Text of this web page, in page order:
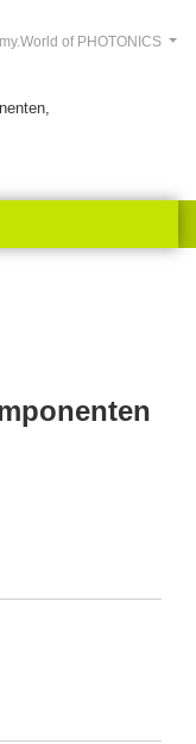
my.World of PHOTONICS